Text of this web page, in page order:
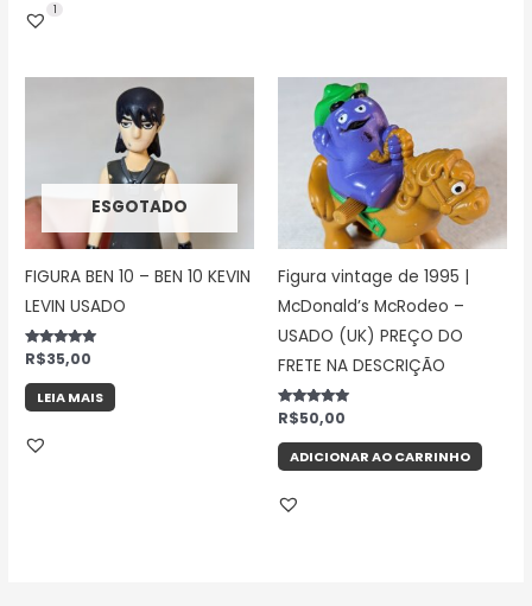
1
ESGOTADO
FIGURA BEN 10 – BEN 10 KEVIN
LEVIN USADO
Avaliação
5.00
de 5
R$35,00
LEIA MAIS
Figura vintage de 1995 |
McDonald’s McRodeo –
USADO (UK) PREÇO DO
FRETE NA DESCRIÇÃO
Avaliação
5.00
de 5
R$50,00
ADICIONAR AO CARRINHO